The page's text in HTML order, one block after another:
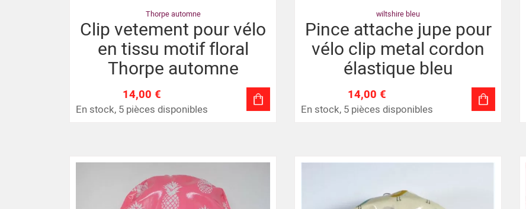
Thorpe automne
Clip vetement pour vélo
en tissu motif floral
Thorpe automne
14,00 €
En stock, 5 pièces disponibles
wiltshire bleu
Pince attache jupe pour
vélo clip metal cordon
élastique bleu
14,00 €
En stock, 5 pièces disponibles